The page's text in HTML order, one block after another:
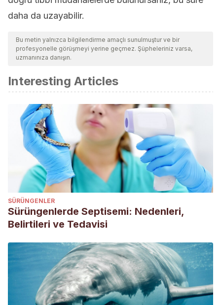
daha da uzayabilir.
Bu metin yalnızca bilgilendirme amaçlı sunulmuştur ve bir
profesyonelle görüşmeyi yerine geçmez. Şüpheleriniz varsa,
uzmanınıza danışın.
Interesting Articles
SÜRÜNGENLER
Sürüngenlerde Septisemi: Nedenleri,
Belirtileri ve Tedavisi